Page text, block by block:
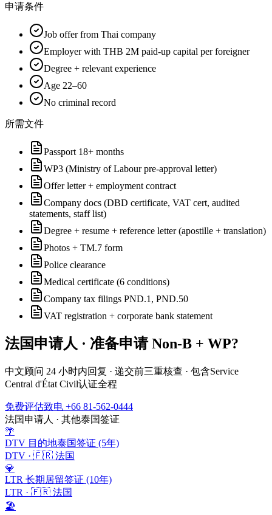
申请条件
Job offer from Thai company
Employer with THB 2M paid-up capital per foreigner
Degree + relevant experience
Age 22–60
No criminal record
所需文件
Passport 18+ months
WP3 (Ministry of Labour pre-approval letter)
Offer letter + employment contract
Company docs (DBD certificate, VAT cert, audited
statements, staff list)
Degree + resume + reference letter (apostille + translation)
Photos + TM.7 form
Police clearance
Medical certificate (6 conditions)
Company tax filings PND.1, PND.50
VAT registration + corporate bank statement
法国申请人 · 准备申请Non-B + WP?
中文顾问 24 小时内回复 · 递交前三重核查 · 包含Service
Central d'État Civil认证全程
免费评估致电 +66 81-562-0444
法国申请人 · 其他泰国签证
🌴
DTV 目的地泰国签证 (5年)
DTV · 🇫🇷 法国
💎
LTR 长期居留签证 (10年)
LTR · 🇫🇷 法国
🏖️